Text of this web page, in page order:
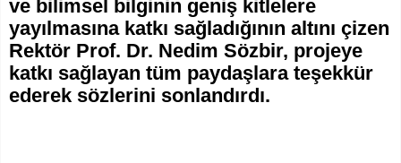
ve bilimsel bilginin geniş kitlelere
yayılmasına katkı sağladığının altını çizen
Rektör Prof. Dr. Nedim Sözbir, projeye
katkı sağlayan tüm paydaşlara teşekkür
ederek sözlerini sonlandırdı.